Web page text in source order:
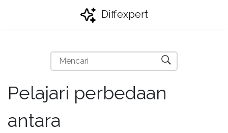
Diffexpert
Pelajari perbedaan
antara